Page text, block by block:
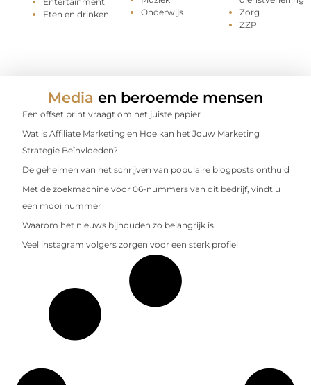
Eten en drinken
Onderwijs
Zorg
ZZP
Media en beroemde mensen
Een offset print vraagt om het juiste papier
Wat is Affiliate Marketing en Hoe kan het Jouw Marketing
Strategie Beïnvloeden?
De geheimen van het schrijven van populaire blogposts onthuld
Met de zoekmachine voor 06-nummers van dit bedrijf, vindt u
een mooi nummer
Waarom het nieuws bijhouden zo belangrijk is
Veel instagram volgers zorgen voor een sterk profiel